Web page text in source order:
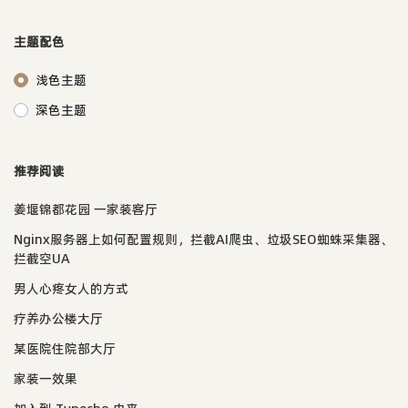
主题配色
浅色主题
深色主题
推荐阅读
姜堰锦都花园 一家装客厅
Nginx服务器上如何配置规则，拦截AI爬虫、垃圾SEO蜘蛛采集器、
拦截空UA
男人心疼女人的方式
疗养办公楼大厅
某医院住院部大厅
家装一效果